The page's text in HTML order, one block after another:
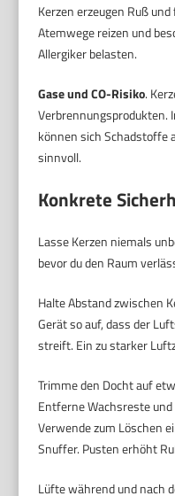
Kerzen erzeugen Ruß
Atemwege reizen und
Allergiker belasten.
Gase und CO-Risiko.
Verbrennungsprodukten.
können sich Schadstoffe
sinnvoll.
Konkrete
Lasse Kerzen niemals
bevor du den Raum
Halte Abstand zwischen
Gerät so auf, dass der
streift. Ein zu starker
Trimme den Docht auf
Entferne Wachsreste
Verwende zum Löschen
Snuffer. Pusten erhöht
Lüfte während und nach